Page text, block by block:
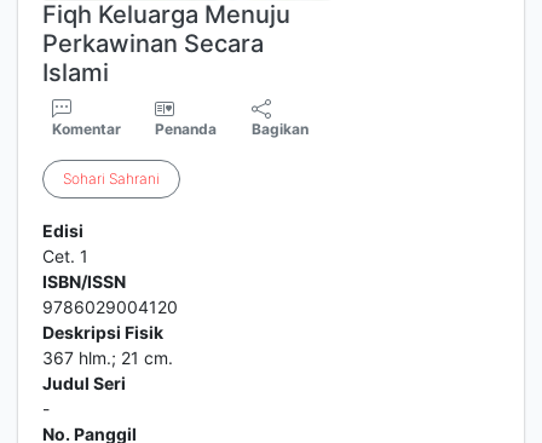
Fiqh Keluarga Menuju
Perkawinan Secara
Islami
Komentar Penanda Bagikan
Sohari Sahrani
Edisi
Cet. 1
ISBN/ISSN
9786029004120
Deskripsi Fisik
367 hlm.; 21 cm.
Judul Seri
-
No. Panggil